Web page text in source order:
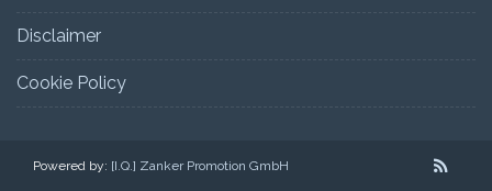
Disclaimer
Cookie Policy
Powered by: [I.Q.] Zanker Promotion GmbH